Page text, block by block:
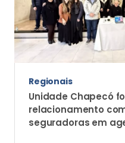
Regionais
Unidade Chapecó
relacionamento
seguradoras em